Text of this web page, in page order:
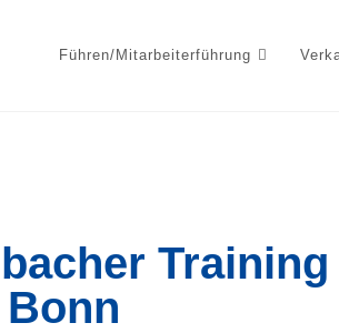
Führen/Mitarbeiterführung